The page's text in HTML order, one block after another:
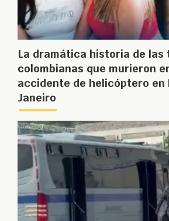
La dramática historia de las
colombianas que murieron
accidente de helicóptero en
Janeiro